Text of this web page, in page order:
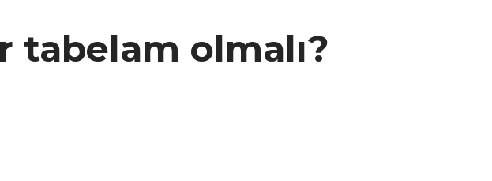
tabelam olmalı?